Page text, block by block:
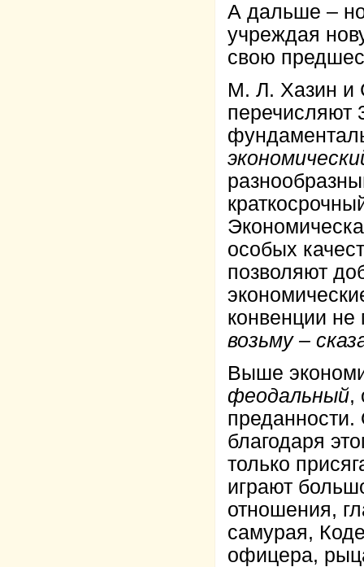
А дальше –
учреждая
свою
М. Л. Хазин и
перечисляют
особых
позволяют
конвенции не
возьму –
Выше
феодальный,
благодаря
только
играют
отношения,
самурая,
офицера,